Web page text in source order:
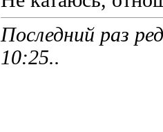
Последний раз
10:25..